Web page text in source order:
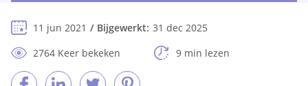
11 jun 2021 Bijgewerkt: 31 dec 2025
2764 Keer bekeken
9 min lezen